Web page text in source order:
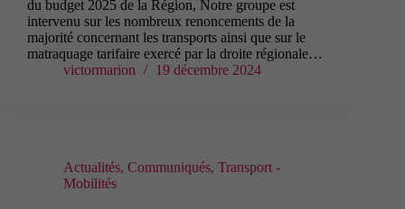
du budget 2025 de la Région, Notre groupe est
intervenu sur les nombreux renoncements de la
majorité concernant les transports ainsi que sur le
matraquage tarifaire exercé par la droite régionale…
victormarion
19 décembre 2024
Actualités, Communiqués, Transport -
Mobilités